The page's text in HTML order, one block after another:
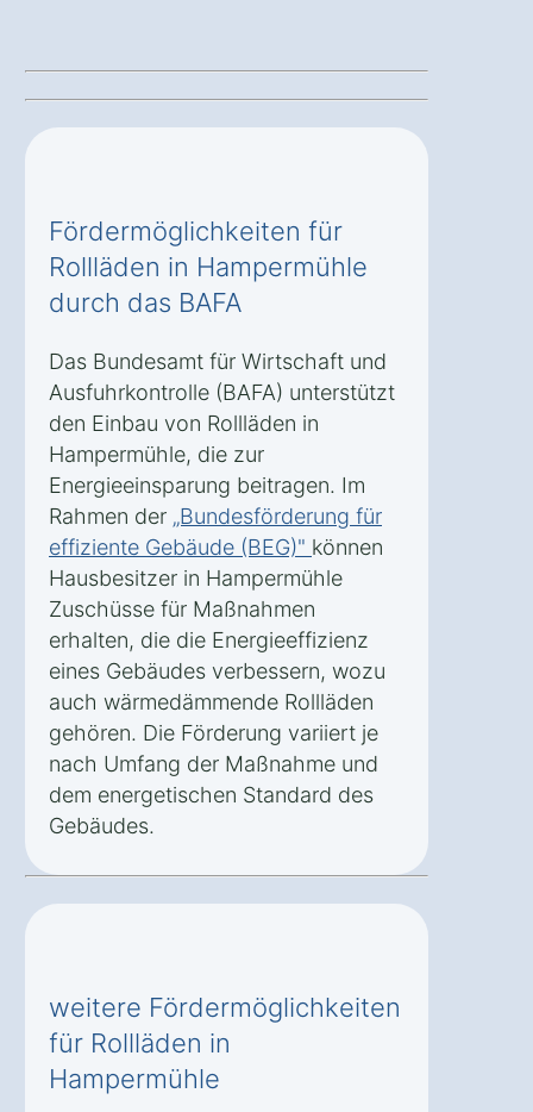
Fördermöglichkeiten für
Rollläden in Hampermühle
durch das BAFA
Das Bundesamt für Wirtschaft und
Ausfuhrkontrolle (BAFA) unterstützt
den Einbau von Rollläden in
Hampermühle, die zur
Energieeinsparung beitragen. Im
Rahmen der „Bundesförderung für
effiziente Gebäude (BEG)" können
Hausbesitzer in Hampermühle
Zuschüsse für Maßnahmen
erhalten, die die Energieeffizienz
eines Gebäudes verbessern, wozu
auch wärmedämmende Rollläden
gehören. Die Förderung variiert je
nach Umfang der Maßnahme und
dem energetischen Standard des
Gebäudes.
weitere Fördermöglichkeiten
für Rollläden in
Hampermühle